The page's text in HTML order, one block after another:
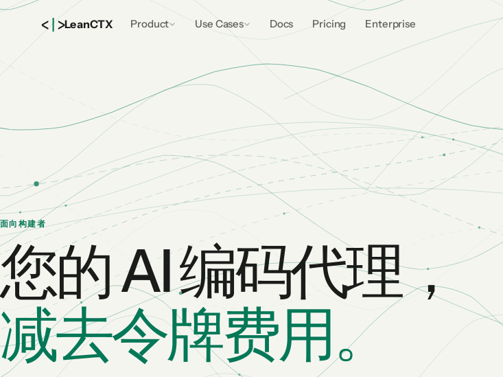
<|>LeanCTX Product Use Cases Docs Pricing Enterprise
面向构建者
您的 AI 编码代理，
减去令牌费用。